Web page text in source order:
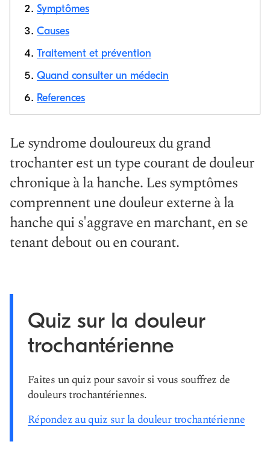
Symptômes
Causes
Traitement et prévention
Quand consulter un médecin
References
Le syndrome douloureux du grand
trochanter est un type courant de douleur
chronique à la hanche. Les symptômes
comprennent une douleur externe à la
hanche qui s'aggrave en marchant, en se
tenant debout ou en courant.
Quiz sur la douleur
trochantérienne
Faites un quiz pour savoir si vous souffrez de
douleurs trochantériennes.
Répondez au quiz sur la douleur trochantérienne